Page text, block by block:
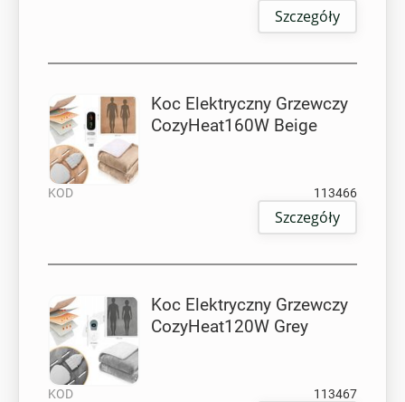
Szczegóły
Koc Elektryczny Grzewczy
CozyHeat160W Beige
KOD 113466
Szczegóły
Koc Elektryczny Grzewczy
CozyHeat120W Grey
KOD 113467